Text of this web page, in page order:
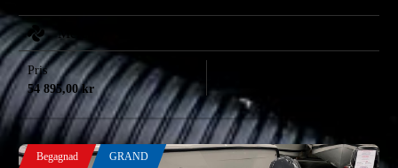
Mercury
Pris
54 895,00kr
Begagnad GRAND